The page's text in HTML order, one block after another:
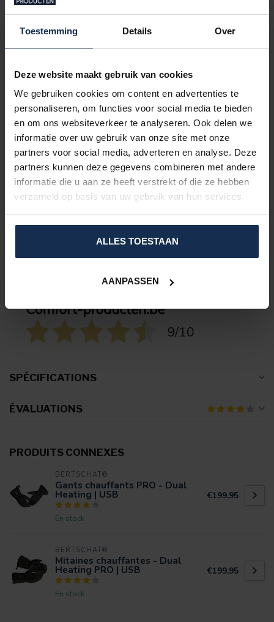
Toestemming Details Over
Deze website maakt gebruik van cookies
We gebruiken cookies om content en advertenties te
personaliseren, om functies voor social media te bieden
en om ons websiteverkeer te analyseren. Ook delen we
informatie over uw gebruik van onze site met onze
partners voor social media, adverteren en analyse. Deze
partners kunnen deze gegevens combineren met andere
informatie die u aan ze heeft verstrekt of die ze hebben
verzameld op basis van uw gebruik van hun services.
ALLES TOESTAAN
AANPASSEN
Quelle est la bonne taille pour moi?
Vous mesurez simplement la taille appropriée de vos gants.
XS-15 à 17,5 cm
S-17,5 à 20 cm
M- 20 - 22,5 CM (le plus choisi
par les femmes)
L- 22,5 - 25 CM (le plus choisi
par les hommes)
XL - 25 à 27,5 CM
XXL- 27,5 à 30 CM
Cliquez sur le logo ci-dessous pour lire les avis de tous nos
clients.
SPÉCIFICATIONS
ÉVALUATIONS
PRODUITS CONNEXES
BERTSCHAT®
Gants chauffants PRO - Dual
Heating | USB
En stock
€199,95
BERTSCHAT®
Mitaines chauffantes - Dual
Heating PRO | USB
En stock
€199,95